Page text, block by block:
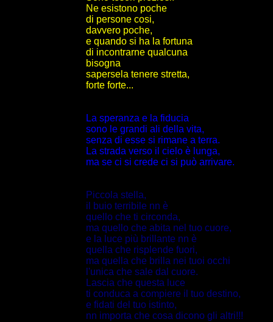
Ne esistono poche
di persone cosi,
davvero poche,
e quando si ha la fortuna
di incontrarne qualcuna
bisogna
sapersela tenere stretta,
forte forte...
La speranza e la fiducia
sono le grandi ali della vita,
senza di esse si rimane a terra.
La strada verso il cielo è lunga,
ma se ci si crede ci si può arrivare.
Piccola stella,
il buio terribile nn è
quello che ti circonda,
ma quello che abita nel tuo cuore,
e la luce più brillante nn è
quella che risplende fuori,
ma quella che brilla nei tuoi occhi
l'unica che sale dal cuore.
Lascia che questa luce
ti conduca a compiere il tuo destino,
e fidati del tuo istinto,
nn importa che cosa dicono gli altri!!!